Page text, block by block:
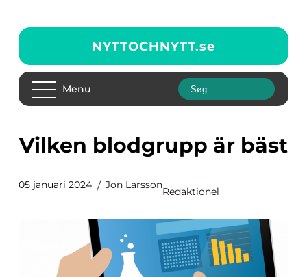
NYTTOCHNYTT.se
Menu
Vilken blodgrupp är bäst
05 januari 2024 Jon Larsson
Redaktionel